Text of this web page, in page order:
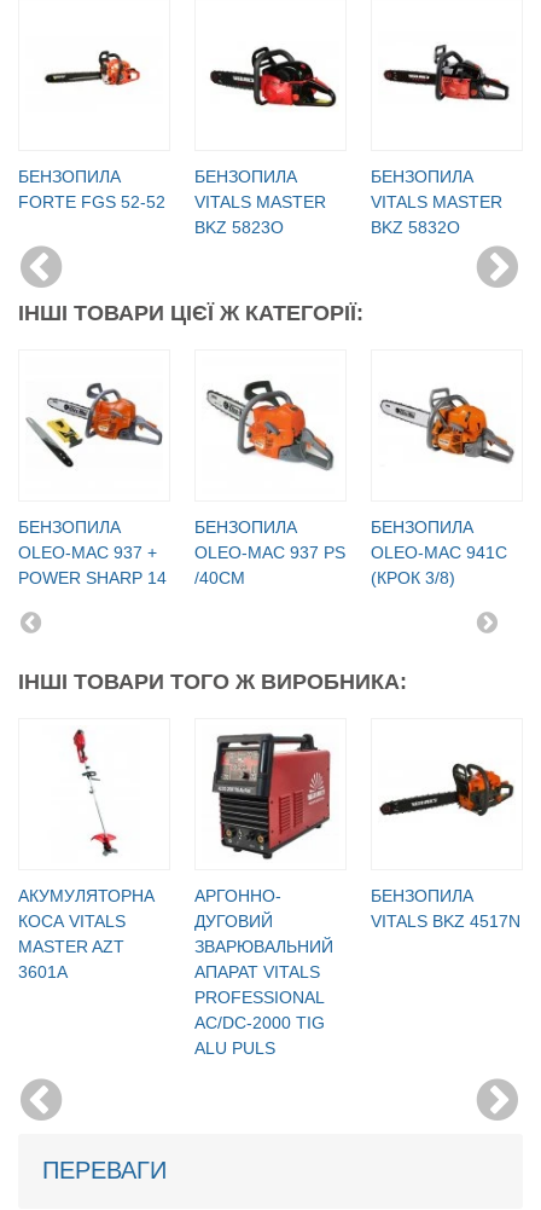
БЕНЗОПИЛА
FORTE FGS 52-52
БЕНЗОПИЛА
VITALS MASTER
BKZ 5823O
БЕНЗОПИЛА
VITALS MASTER
BKZ 5832O
ІНШІ ТОВАРИ ЦІЄЇ Ж КАТЕГОРІЇ:
БЕНЗОПИЛА
OLEO-МАC 937 +
POWER SHARP 14
БЕНЗОПИЛА
OLEO-МАC 937 PS
/40СМ
БЕНЗОПИЛА
OLEO-МАC 941C
(КРОК 3/8)
ІНШІ ТОВАРИ ТОГО Ж ВИРОБНИКА:
АКУМУЛЯТОРНА
КОСА VITALS
MASTER AZT
3601A
АРГОННО-
ДУГОВИЙ
ЗВАРЮВАЛЬНИЙ
АПАРАТ VITALS
PROFESSIONAL
AC/DC-2000 TIG
ALU PULS
БЕНЗОПИЛА
VITALS BKZ 4517N
ПЕРЕВАГИ